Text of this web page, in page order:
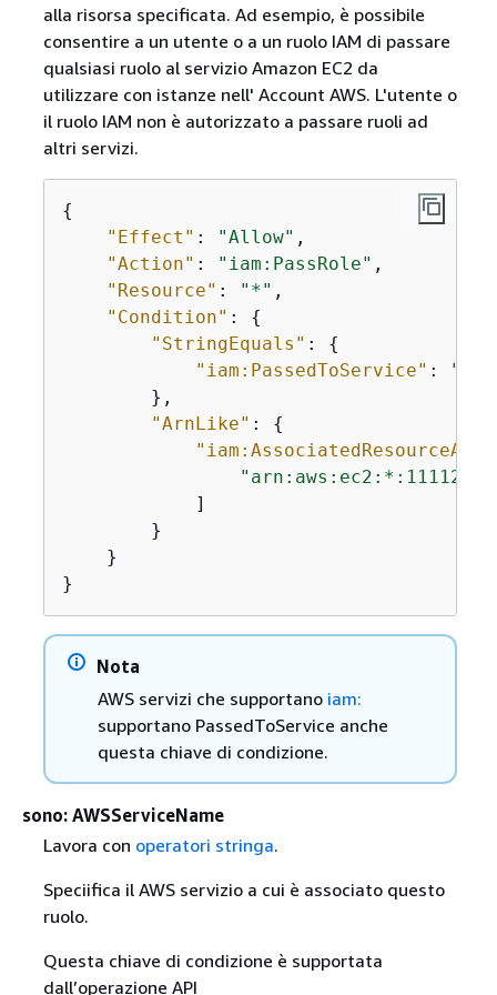
alla risorsa specificata. Ad esempio, è possibile
consentire a un utente o a un ruolo IAM di passare
qualsiasi ruolo al servizio Amazon EC2 da
utilizzare con istanze nell' Account AWS. L'utente o
il ruolo IAM non è autorizzato a passare ruoli ad
altri servizi.
{
"Effect" : "Allow" ,
"Action" : "iam:PassRole" ,
"Resource" : "*" ,
"Condition" : {
"StringEquals" : {
"iam:PassedToService" :
        },
"ArnLike" : {
"iam:AssociatedResourceARN"
            ]
        }
    }
}
Nota
AWS servizi che supportano iam:
supportano PassedToService anche
questa chiave di condizione.
sono: AWSServiceName
Lavora con operatori stringa.
Speciifica il AWS servizio a cui è associato questo
ruolo.
Questa chiave di condizione è supportata
dall’operazione API